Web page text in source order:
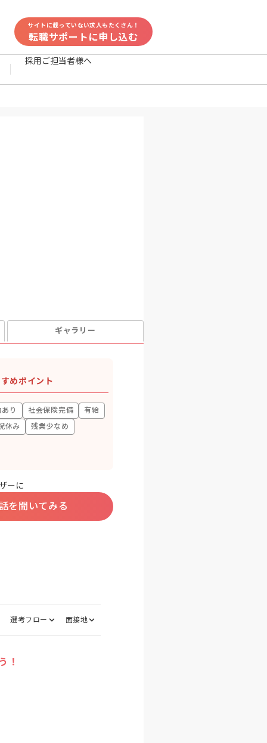
サイトに載っていない求人もたくさん！
転職サポートに申し込む
採用ご担当者様へ
ギャラリー
めポイント
り 社会保険完備
有給
休み
残業少なめ
ーに
を聞いてみる
選考フロー 面接地
！